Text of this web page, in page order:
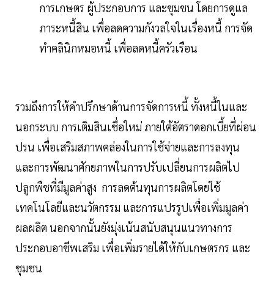
การเกษตร ผู้ประกอบการ และชุมชน โดยการดูแล
ภาระหนี้สิน เพื่อลดความกังวลใจในเรื่องหนี้ การจัด
ทำคลินิกหมอหนี้ เพื่อลดหนี้ครัวเรือน
รวมถึงการให้คำปรึกษาด้านการจัดการหนี้ ทั้งหนี้ในและ
นอกระบบ การเติมสินเชื่อใหม่ ภายใต้อัตราดอกเบี้ยที่ผ่อน
ปรน เพื่อเสริมสภาพคล่องในการใช้จ่ายและการลงทุน
และการพัฒนาศักยภาพในการปรับเปลี่ยนการผลิตไป
ปลูกพืชที่มีมูลค่าสูง การลดต้นทุนการผลิตโดยใช้
เทคโนโลยีและนวัตกรรม และการแปรรูปเพื่อเพิ่มมูลค่า
ผลผลิต นอกจากนั้นยังมุ่งเน้นสนับสนุนแนวทางการ
ประกอบอาชีพเสริม เพื่อเพิ่มรายได้ให้กับเกษตรกร และ
ชุมชน